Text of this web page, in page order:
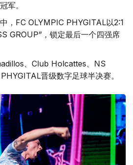
军。
，FC OLYMPIC PHYGITAL以2:1
GROUP”，锁定最后一个四强席
、Club Holcattes、NS
晋级数字足球半决赛。